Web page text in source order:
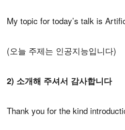
My topic for today’s talk is
(오늘 주제는 인공지능입니다)
2) 소개해 주셔서 감사합니다
Thank you for the kind